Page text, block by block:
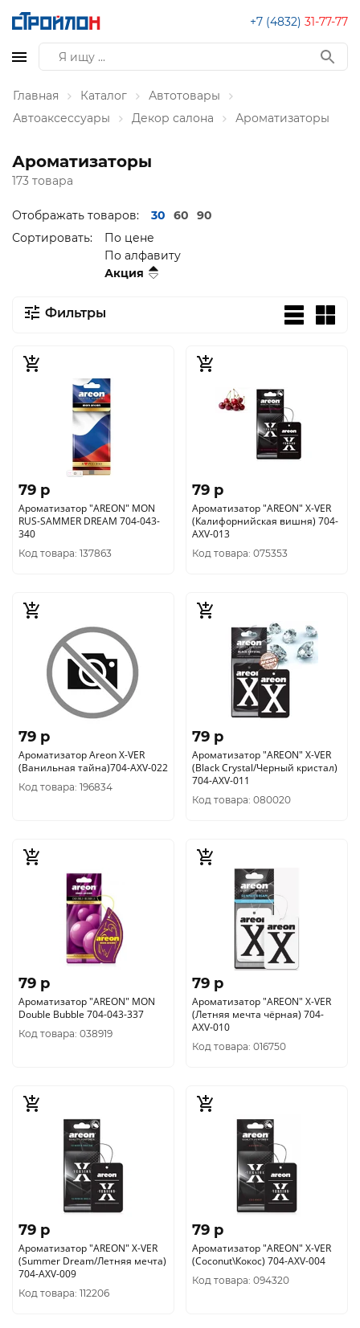
+7 (4832) 31-77-77
Главная Каталог
Автотовары
Автоаксессуары
Декор салона Ароматизаторы
Ароматизаторы
173 товара
Отображать товаров: 30 60
90
Сортировать:
По цене
По алфавиту
Акция
Фильтры
79 p
Ароматизатор "AREON" MON
RUS-SAMMER DREAM 704-043-
340
Код товара: 137863
79 p
Ароматизатор "AREON" X-VER
(Калифорнийская вишня) 704-
AXV-013
Код товара: 075353
79 p
Ароматизатор Аreon X-VER
(Ванильная тайна)704-AXV-022
Код товара: 196834
79 p
Ароматизатор "AREON" X-VER
(Black Crystal/Черный кристал)
704-AXV-011
Код товара: 080020
79 p
Ароматизатор "AREON" MОN
Double Bubble 704-043-337
Код товара: 038919
79 p
Ароматизатор "AREON" X-VER
(Летняя мечта чёрная) 704-
AХV-010
Код товара: 016750
79 p
Ароматизатор "AREON" X-VER
(Summer Dream/Летняя мечта)
704-AXV-009
Код товара: 112206
79 p
Ароматизатор "AREON" X-VER
(Сoconut\Кокос) 704-AXV-004
Код товара: 094320